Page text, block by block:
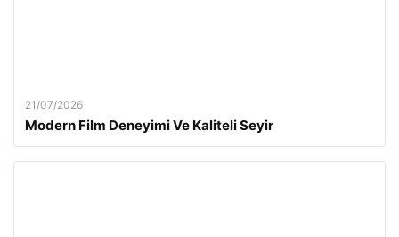
21/07/2026
Modern Film Deneyimi Ve Kaliteli Seyir